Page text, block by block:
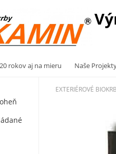
rokov aj na mieru Naše
EXTERIÉROVÉ